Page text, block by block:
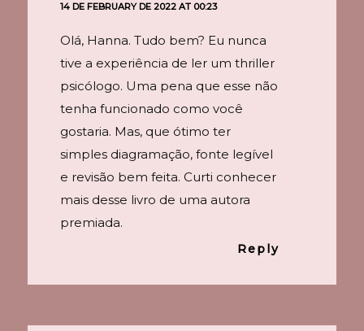
14 DE FEBRUARY DE 2022 AT 00:23
Olá, Hanna. Tudo bem? Eu nunca
tive a experiência de ler um thriller
psicólogo. Uma pena que esse não
tenha funcionado como você
gostaria. Mas, que ótimo ter
simples diagramação, fonte legível
e revisão bem feita. Curti conhecer
mais desse livro de uma autora
premiada.
Reply